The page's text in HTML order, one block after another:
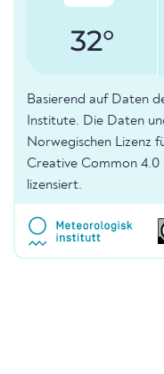
32°
Basierend auf Daten
Institute. Die Daten
Norwegischen Lizenz
Creative Common 4.0
lizensiert.